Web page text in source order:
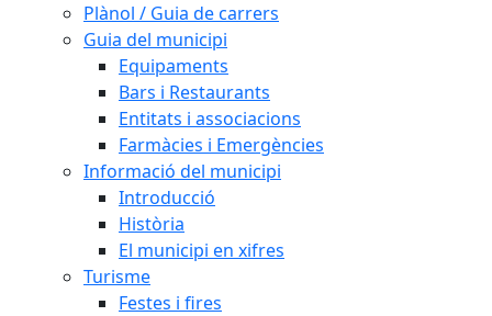
Plànol / Guia de carrers
Guia del municipi
Equipaments
Bars i Restaurants
Entitats i associacions
Farmàcies i Emergències
Informació del municipi
Introducció
Història
El municipi en xifres
Turisme
Festes i fires